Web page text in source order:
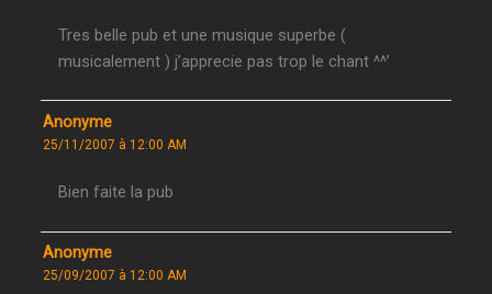
Tres belle pub et une musique superbe (
musicalement ) j’apprecie pas trop le chant ^^’
Anonyme
25/11/2007 à 12:00 AM
Bien faite la pub
Anonyme
25/09/2007 à 12:00 AM